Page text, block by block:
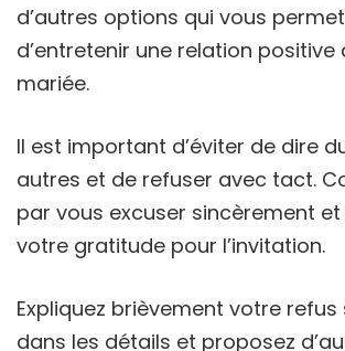
d’autres options qui vous
d’entretenir une relation positive
mariée.
Il est important d’éviter de dire
autres et de refuser avec tact.
par vous excuser sincèrement et
votre gratitude pour l’invitation.
Expliquez brièvement votre
dans les détails et proposez